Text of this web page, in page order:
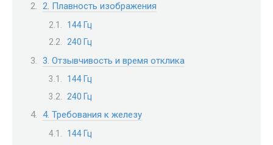
2. Плавность изображения
144 Гц
240 Гц
3. Отзывчивость и время отклика
144 Гц
240 Гц
4. Требования к железу
144 Гц